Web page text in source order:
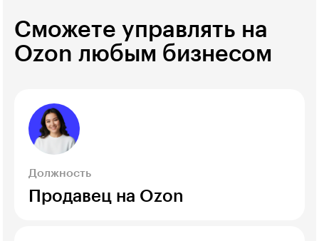
Сможете управлять на
Ozon любым бизнесом
Должность
Продавец на Ozon